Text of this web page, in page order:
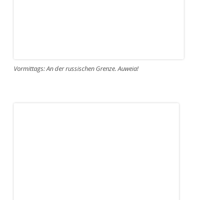
Vormittags: An der russischen Grenze. Auweia!